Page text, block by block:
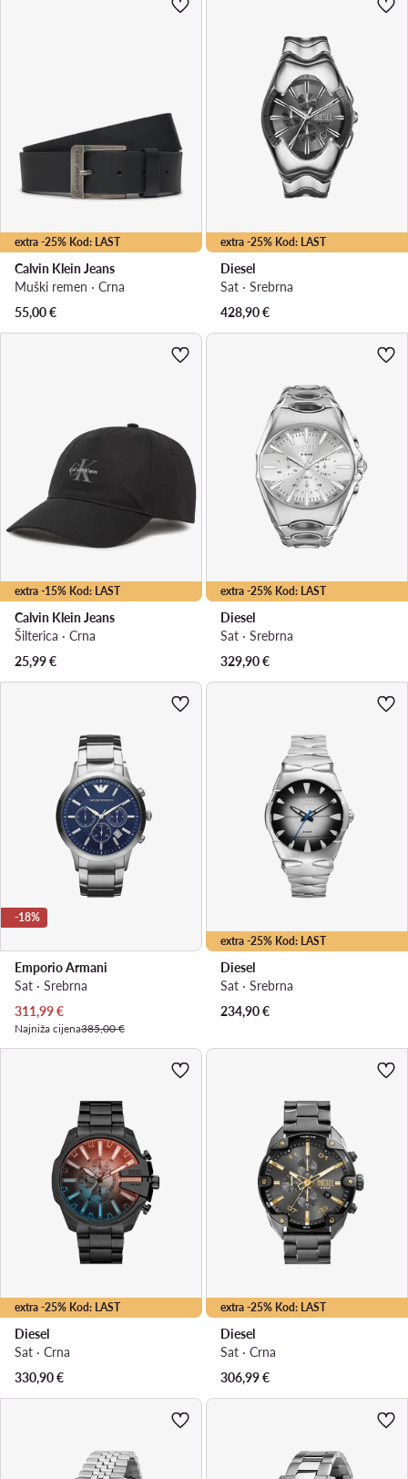
extra -25% Kod: LAST
Calvin Klein Jeans
Muški remen · Crna
55,00€
extra -25% Kod: LAST
Diesel
Sat · Srebrna
428,90€
extra -15% Kod: LAST
Calvin Klein Jeans
Šilterica · Crna
25,99€
extra -25% Kod: LAST
Diesel
Sat · Srebrna
329,90€
-18%
Emporio Armani
Sat · Srebrna
Trenutna cijena
311,99€
Najniža cijena385,00 €
extra -25% Kod: LAST
Diesel
Sat · Srebrna
234,90€
extra -25% Kod: LAST
Diesel
Sat · Crna
330,90€
extra -25% Kod: LAST
Diesel
Sat · Crna
306,99€